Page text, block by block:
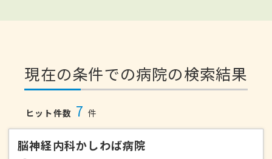
現在の条件での病院の検索結果
ヒット件数 7 件
脳神経内科かしわば病院